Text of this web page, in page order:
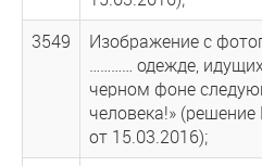
3549
Изображение с
………… одежде,
черном фоне
человека!»
от 15.03.2016);